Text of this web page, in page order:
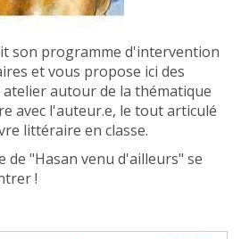
son programme d'intervention
et vous propose ici des
autour de la thématique
avec l'auteur.e, le tout articulé
littéraire en classe.
de "Hasan venu d'ailleurs" se
!